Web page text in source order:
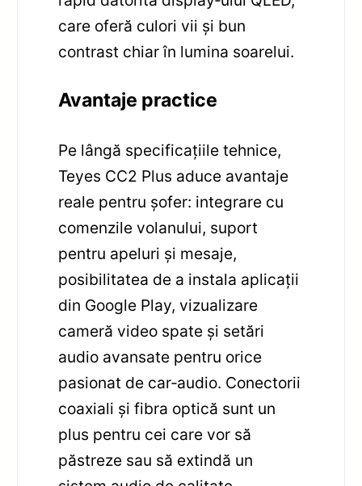
care oferă culori vii și bun
contrast chiar în lumina soarelui.
Avantaje practice
Pe lângă specificațiile tehnice,
Teyes CC2 Plus aduce avantaje
reale pentru șofer: integrare cu
comenzile volanului, suport
pentru apeluri și mesaje,
posibilitatea de a instala aplicații
din Google Play, vizualizare
cameră video spate și setări
audio avansate pentru orice
pasionat de car‑audio. Conectorii
coaxiali și fibra optică sunt un
plus pentru cei care vor să
păstreze sau să extindă un